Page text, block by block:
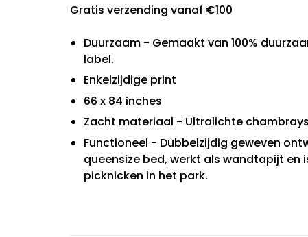
Gratis verzending vanaf €100
Duurzaam - Gemaakt van 100%
label.
Enkelzijdige print
66 x 84 inches
Zacht materiaal - Ultralichte
Functioneel - Dubbelzijdig geweven
queensize bed, werkt als wandtapijt
picknicken in het park.